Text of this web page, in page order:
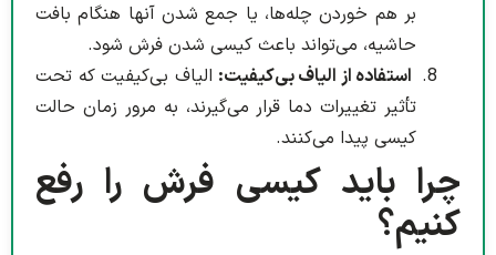
بر هم خوردن چله‌ها، یا جمع شدن آنها هنگام بافت
حاشیه، می‌تواند باعث کیسی شدن فرش شود.
استفاده از الیاف بی‌کیفیت: الیاف بی‌کیفیت که تحت
تأثیر تغییرات دما قرار می‌گیرند، به مرور زمان حالت
کیسی پیدا می‌کنند.
چرا باید کیسی فرش را رفع
کنیم؟